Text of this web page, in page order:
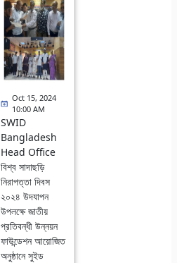
Oct 15, 2024
10:00 AM
SWID
Bangladesh
Head Office
বিশ্ব সাদাছড়ি
নিরাপত্তা দিবস
২০২৪ উদযাপন
উপলক্ষে জাতীয়
প্রতিবন্ধী উন্নয়ন
ফাউন্ডেশন আয়োজিত
অনুষ্ঠানে সুইড